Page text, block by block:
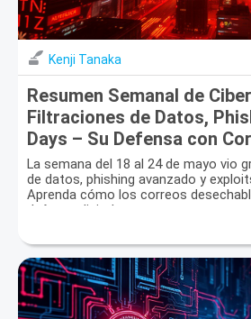
Kenji Tanaka
Resumen Semanal de
Filtraciones de Datos,
Days – Su Defensa con
Electrónico Desechable
La semana del 18 al 24 de mayo vio
de datos, phishing avanzado y
Aprenda cómo los correos
defensa digital.